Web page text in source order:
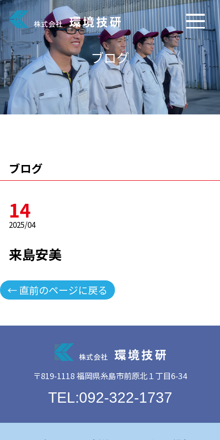
ブログ
ブログ
14
2025/04
来島安美
← 直前のページに戻る
〒819-1118 福岡県糸島市前原北１丁目6-34
TEL:092-322-1737